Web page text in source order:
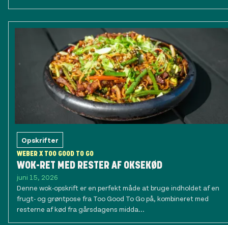
Opskrifter
WEBER X TOO GOOD TO GO
WOK-RET MED RESTER AF OKSEKØD
juni 15, 2026
Denne wok-opskrift er en perfekt måde at bruge indholdet af en
frugt- og grøntpose fra Too Good To Go på, kombineret med
resterne af kød fra gårsdagens midda...